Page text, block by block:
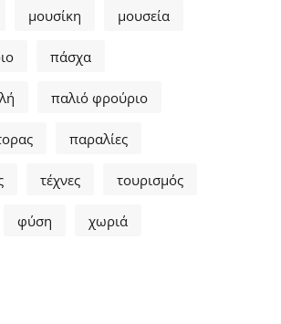
μουσίκη μουσεία
πάσχα
παλιό φρούριο
παραλίες
τέχνες τουρισμός
φύση χωριά